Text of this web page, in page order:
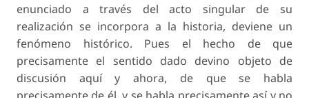
enunciado a través del acto singular de su
realización se incorpora a la historia, deviene un
fenómeno histórico. Pues el hecho de que
precisamente el sentido dado devino objeto de
discusión aquí y ahora, de que se habla
precisamente de él, y se habla precisamente así y no